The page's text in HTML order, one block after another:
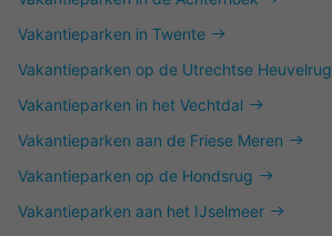
Vakantieparken in Twente
Vakantieparken op de Utrechtse Heuvelrug
Vakantieparken in het Vechtdal
Vakantieparken aan de Friese Meren
Vakantieparken op de Hondsrug
Vakantieparken aan het IJselmeer